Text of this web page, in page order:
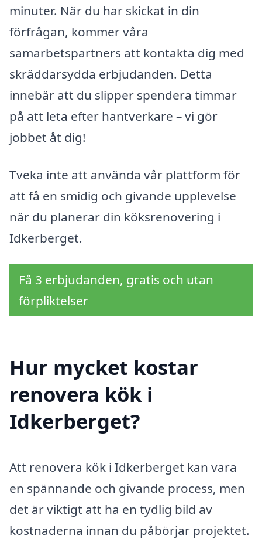
minuter. När du har skickat in din
förfrågan, kommer våra
samarbetspartners att kontakta dig med
skräddarsydda erbjudanden. Detta
innebär att du slipper spendera timmar
på att leta efter hantverkare – vi gör
jobbet åt dig!
Tveka inte att använda vår plattform för
att få en smidig och givande upplevelse
när du planerar din köksrenovering i
Idkerberget.
Få 3 erbjudanden, gratis och utan
förpliktelser
Hur mycket kostar
renovera kök i
Idkerberget?
Att renovera kök i Idkerberget kan vara
en spännande och givande process, men
det är viktigt att ha en tydlig bild av
kostnaderna innan du påbörjar projektet.